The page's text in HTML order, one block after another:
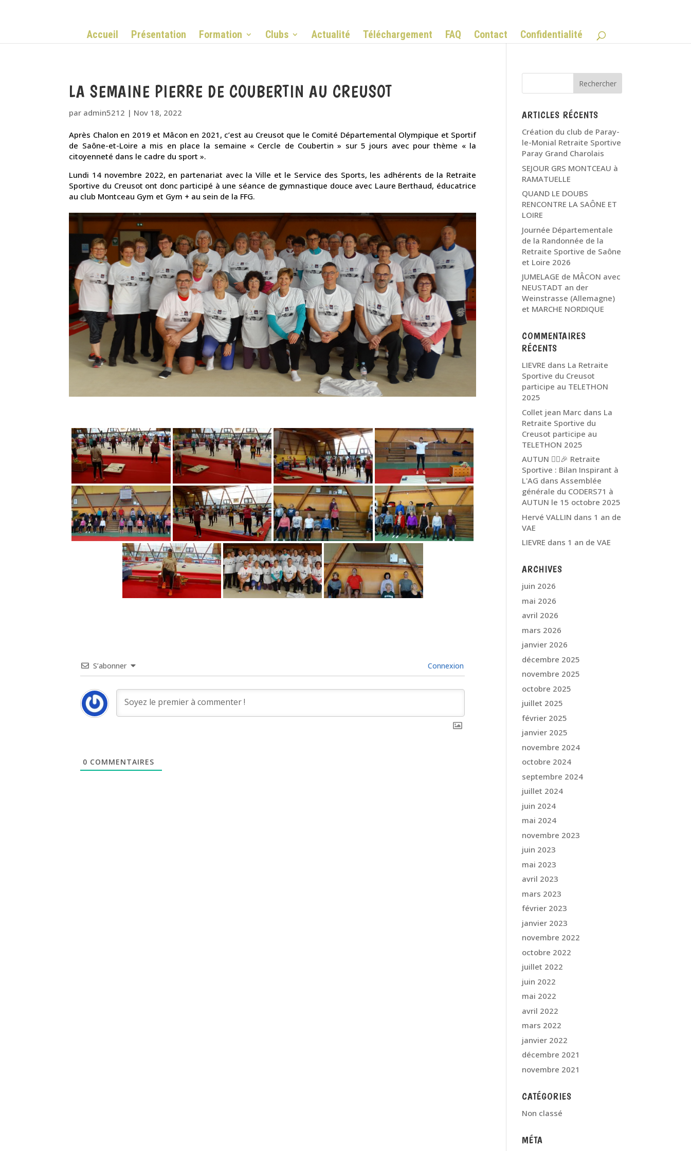
Accueil Présentation Formation Clubs Actualité Téléchargement FAQ Contact Confidentialité
LA SEMAINE PIERRE DE COUBERTIN AU CREUSOT
par admin5212 | Nov 18, 2022
Après Chalon en 2019 et Mâcon en 2021, c’est au Creusot que le Comité Départemental Olympique et Sportif
de Saône-et-Loire a mis en place la semaine « Cercle de Coubertin » sur 5 jours avec pour thème « la
citoyenneté dans le cadre du sport ».
Lundi 14 novembre 2022, en partenariat avec la Ville et le Service des Sports, les adhérents de la Retraite
Sportive du Creusot ont donc participé à une séance de gymnastique douce avec Laure Berthaud, éducatrice
au club Montceau Gym et Gym + au sein de la FFG.
S’abonner Connexion
0 COMMENTAIRES
ARTICLES RÉCENTS
Création du club de Paray-
le-Monial Retraite Sportive
Paray Grand Charolais
SEJOUR GRS MONTCEAU à
RAMATUELLE
QUAND LE DOUBS
RENCONTRE LA SAÔNE ET
LOIRE
Journée Départementale
de la Randonnée de la
Retraite Sportive de Saône
et Loire 2026
JUMELAGE de MÂCON avec
NEUSTADT an der
Weinstrasse (Allemagne)
et MARCHE NORDIQUE
COMMENTAIRES
RÉCENTS
LIEVRE dans La Retraite
Sportive du Creusot
participe au TELETHON
2025
Collet jean Marc dans La
Retraite Sportive du
Creusot participe au
TELETHON 2025
AUTUN 🏃‍♂️🎉 Retraite
Sportive : Bilan Inspirant à
L'AG dansAssemblée
générale du CODERS71 à
AUTUN le 15 octobre 2025
Hervé VALLIN dans 1 an de
VAE
LIEVRE dans 1 an de VAE
ARCHIVES
juin 2026
mai 2026
avril 2026
mars 2026
janvier 2026
décembre 2025
novembre 2025
octobre 2025
juillet 2025
février 2025
janvier 2025
novembre 2024
octobre 2024
septembre 2024
juillet 2024
juin 2024
mai 2024
novembre 2023
juin 2023
mai 2023
avril 2023
mars 2023
février 2023
janvier 2023
novembre 2022
octobre 2022
juillet 2022
juin 2022
mai 2022
avril 2022
mars 2022
janvier 2022
décembre 2021
novembre 2021
CATÉGORIES
Non classé
MÉTA